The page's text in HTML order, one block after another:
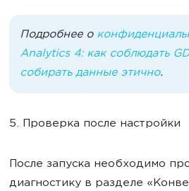
Подробнее о
Analytics 4: как соблюдать
собирать данные этично.
5. Проверка после настройки
После запуска необходимо
диагностику в разделе